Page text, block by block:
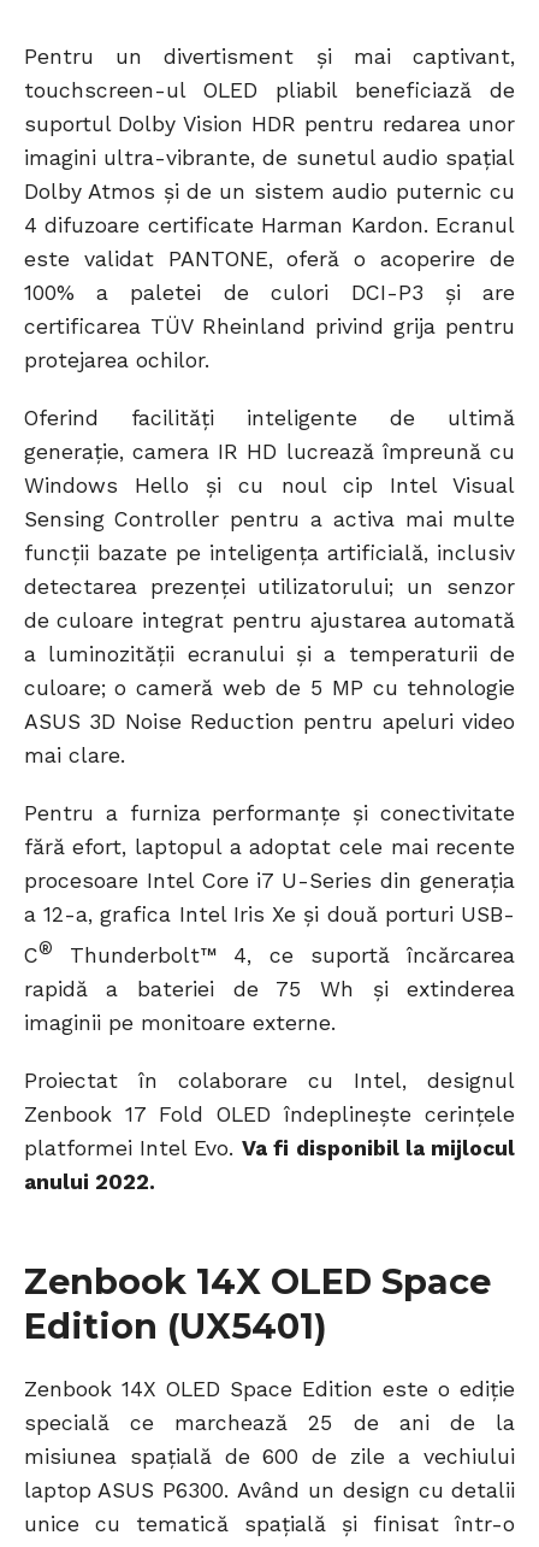
Pentru un divertisment și mai captivant,
touchscreen-ul OLED pliabil beneficiază de
suportul Dolby Vision HDR pentru redarea unor
imagini ultra-vibrante, de sunetul audio spațial
Dolby Atmos și de un sistem audio puternic cu
4 difuzoare certificate Harman Kardon. Ecranul
este validat PANTONE, oferă o acoperire de
100% a paletei de culori DCI-P3 și are
certificarea TÜV Rheinland privind grija pentru
protejarea ochilor.
Oferind facilități inteligente de ultimă
generație, camera IR HD lucrează împreună cu
Windows Hello și cu noul cip Intel Visual
Sensing Controller pentru a activa mai multe
funcții bazate pe inteligența artificială, inclusiv
detectarea prezenței utilizatorului; un senzor
de culoare integrat pentru ajustarea automată
a luminozității ecranului și a temperaturii de
culoare; o cameră web de 5 MP cu tehnologie
ASUS 3D Noise Reduction pentru apeluri video
mai clare.
Pentru a furniza performanțe și conectivitate
fără efort, laptopul a adoptat cele mai recente
procesoare Intel Core i7 U-Series din generația
a 12-a, grafica Intel Iris Xe și două porturi USB-
C® Thunderbolt™ 4, ce suportă încărcarea
rapidă a bateriei de 75 Wh și extinderea
imaginii pe monitoare externe.
Proiectat în colaborare cu Intel, designul
Zenbook 17 Fold OLED îndeplinește cerințele
platformei Intel Evo. Va fi disponibil la mijlocul
anului 2022.
Zenbook 14X OLED Space
Edition (UX5401)
Zenbook 14X OLED Space Edition este o ediție
specială ce marchează 25 de ani de la
misiunea spațială de 600 de zile a vechiului
laptop ASUS P6300. Având un design cu detalii
unice cu tematică spațială și finisat într-o